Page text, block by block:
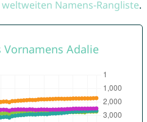
weltweiten Namens-Rangliste.